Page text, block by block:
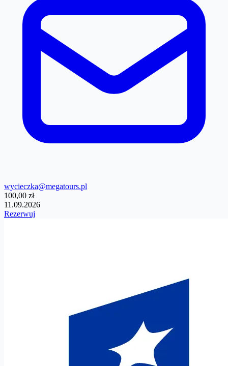
wycieczka@megatours.pl
100,00 zł
11.09.2026
Rezerwuj